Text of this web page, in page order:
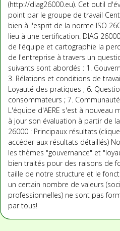
(http://diag26000.eu). Cet outil
point par le groupe de travail
bien à l'esprit de la norme ISO
lieu à une certification. DIAG
de l'équipe et cartographie la
de l'entreprise à travers un
suivants sont abordés : 1.
3. Rélations et conditions de
Loyauté des pratiques ; 6.
consommateurs ; 7.
L'équipe d'AERE s'est à nouveau
à jour son évaluation à partir de
26000 : Principaux résultats
accéder aux résultats détaillés)
les thèmes "gouvernance" et
bien traités pour des raisons de
taille de notre structure et le
un certain nombre de valeurs
professionnelles) ne sont pas
par tous!